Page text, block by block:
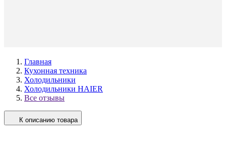
Главная
Кухонная техника
Холодильники
Холодильники HAIER
Все отзывы
К описанию товара